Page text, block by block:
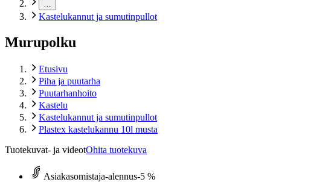
Kastelukannut ja sumutinpullot
Murupolku
Etusivu
Piha ja puutarha
Puutarhanhoito
Kastelu
Kastelukannut ja sumutinpullot
Plastex kastelukannu 10l musta
Tuotekuvat- ja videotOhita tuotekuva
Asiakasomistaja-alennus-5 %